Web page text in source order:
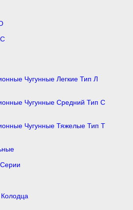
Чугунные Легкие Тип Л
Чугунные Средний Тип С
Чугунные Тяжелые Тип Т